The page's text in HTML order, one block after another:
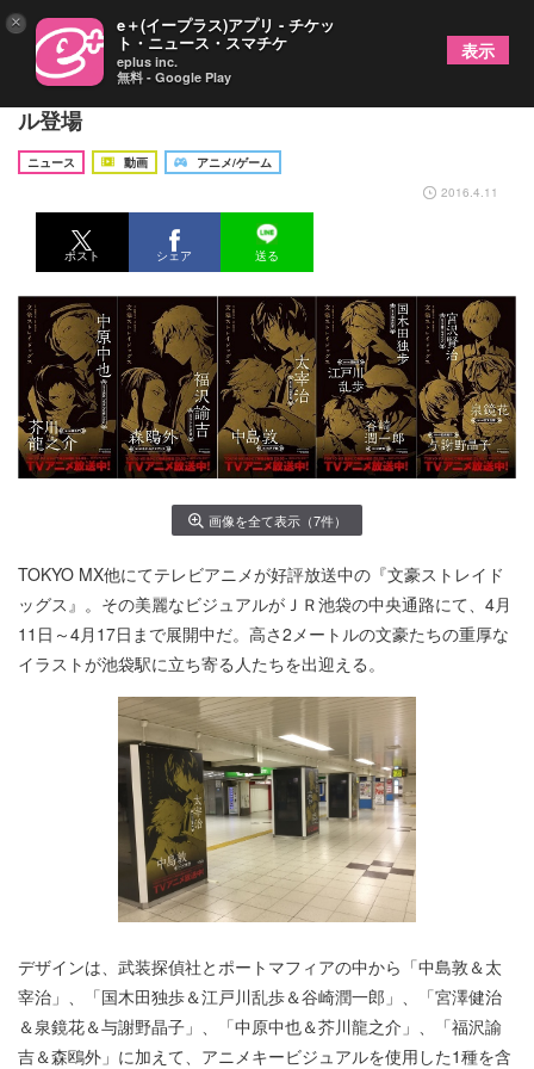
池袋駅に『文豪ストレイドッグス』の美麗ビジュア
ル登場
ニュース 動画
アニメ/ゲーム
2016.4.11
ポスト シェア 送る
画像を全て表示（7件）
TOKYO MX他にてテレビアニメが好評放送中の『文豪ストレイド
ッグス』。その美麗なビジュアルがＪＲ池袋の中央通路にて、4月
11日～4月17日まで展開中だ。高さ2メートルの文豪たちの重厚な
イラストが池袋駅に立ち寄る人たちを出迎える。
デザインは、武装探偵社とポートマフィアの中から「中島敦＆太
宰治」、「国木田独歩＆江戸川乱歩＆谷崎潤一郎」、「宮澤健治
＆泉鏡花＆与謝野晶子」、「中原中也＆芥川龍之介」、「福沢諭
吉＆森鴎外」に加えて、アニメキービジュアルを使用した1種を含
× e＋(イープラス)アプリ - チケッ
ト・ニュース・スマチケ
eplus inc.
無料 - Google Play
表示